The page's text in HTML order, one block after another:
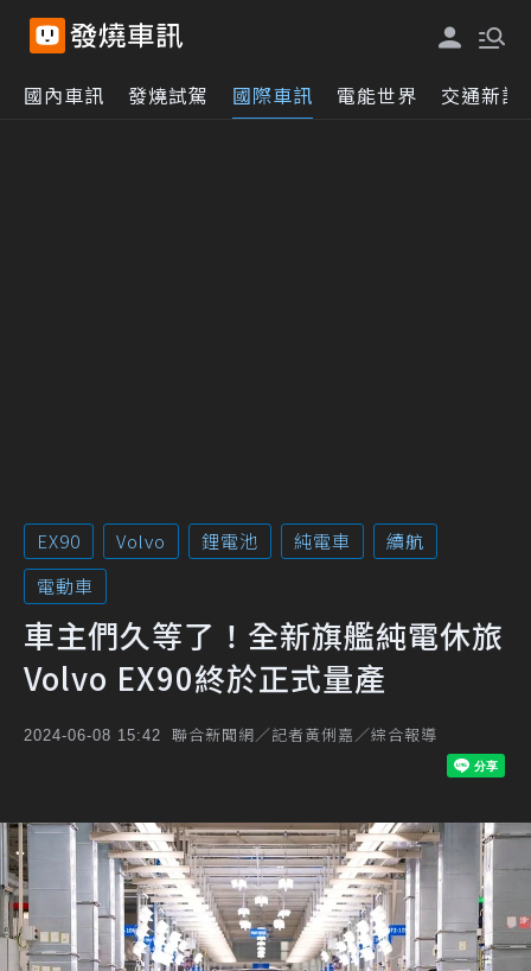
國內車訊 發燒試駕 國際車訊 電能世界 交通新訊
EX90 Volvo 鋰電池 純電車
續航
電動車
車主們久等了！全新旗艦純電休旅
Volvo EX90終於正式量產
2024-06-08 15:42 聯合新聞網／記者黃俐嘉／綜合報導